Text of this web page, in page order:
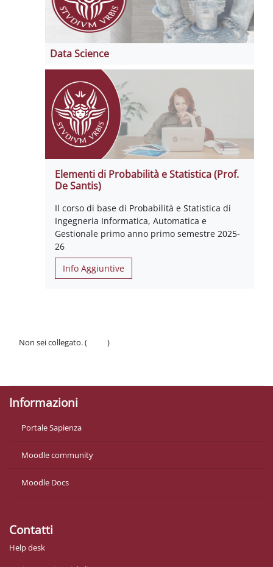
Data Science
Elementi di Probabilità e Statistica (Prof.
De Santis)
Il corso di base di Probabilità e Statistica di
Ingegneria Informatica, Automatica e
Gestionale primo anno primo semestre 2025-
26
Info Aggiuntive
Non sei collegato. (
)
Informazioni
Portale Sapienza
Moodle community
Moodle Docs
Contatti
Help desk